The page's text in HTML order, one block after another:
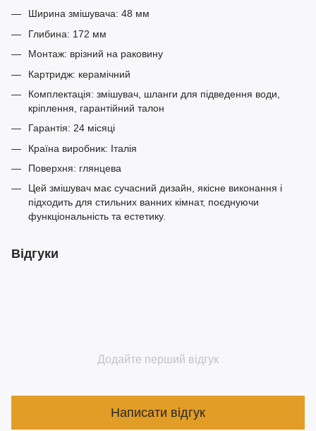
Ширина змішувача: 48 мм
Глибина: 172 мм
Монтаж: врізний на раковину
Картридж: керамічний
Комплектація: змішувач, шланги для підведення води,
кріплення, гарантійний талон
Гарантія: 24 місяці
Країна виробник: Італія
Поверхня: глянцева
Цей змішувач має сучасний дизайн, якісне виконання і
підходить для стильних ванних кімнат, поєднуючи
функціональність та естетику.
Відгуки
Додайте перший відгук
Написати відгук